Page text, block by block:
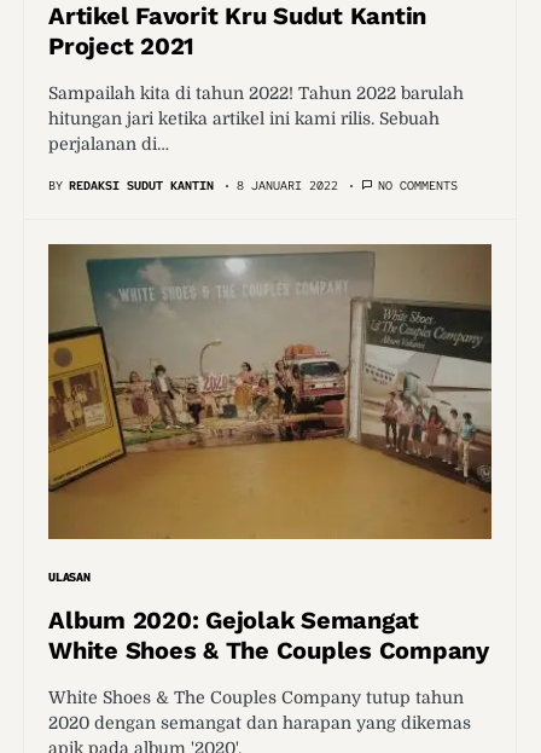
Artikel Favorit Kru Sudut Kantin
Project 2021
Sampailah kita di tahun 2022! Tahun 2022 barulah
hitungan jari ketika artikel ini kami rilis. Sebuah
perjalanan di…
BY REDAKSI SUDUT KANTIN 8 JANUARI 2022 NO COMMENTS
ULASAN
Album 2020: Gejolak Semangat
White Shoes & The Couples Company
White Shoes & The Couples Company tutup tahun
2020 dengan semangat dan harapan yang dikemas
apik pada album '2020'.